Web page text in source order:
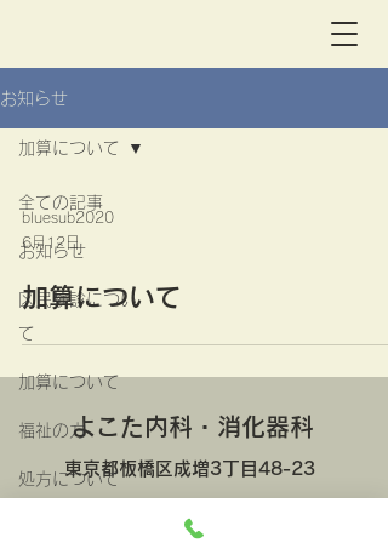
お知らせ
全ての記事
お知らせ
区民検診につい
て
加算について
福祉の方
処方について
加算について
bluesub2020
6月12日
加算について
よこた内科・消化器科
東京都板橋区成増3丁目48-23
03-3977-3391